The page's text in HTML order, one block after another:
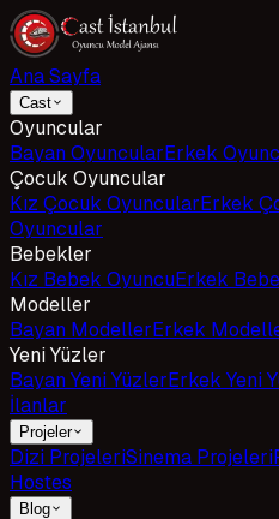
Ana Sayfa
Cast
Oyuncular
Bayan OyuncularErkek
Çocuk Oyuncular
Kız Çocuk OyuncularErkek
Oyuncular
Bebekler
Kız Bebek OyuncuErkek
Modeller
Bayan ModellerErkek
Yeni Yüzler
Bayan Yeni YüzlerErkek Yeni
İlanlar
Projeler
Dizi ProjeleriSinema Projeleri
Hostes
Blog